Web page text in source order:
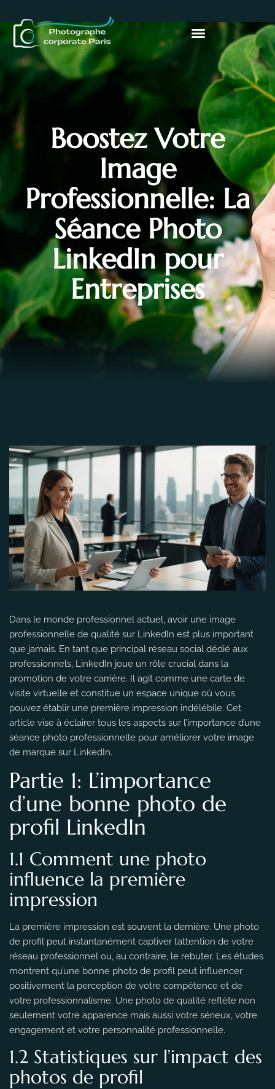
Boostez Votre
Image
Professionnelle: La
Séance Photo
LinkedIn pour
Entreprises
Dans le monde professionnel actuel, avoir une image
professionnelle de qualité sur LinkedIn est plus important
que jamais. En tant que principal réseau social dédié aux
professionnels, LinkedIn joue un rôle crucial dans la
promotion de votre carrière. Il agit comme une carte de
visite virtuelle et constitue un espace unique où vous
pouvez établir une première impression indélébile. Cet
article vise à éclairer tous les aspects sur l’importance d’une
séance photo professionnelle pour améliorer votre image
de marque sur LinkedIn.
Partie 1: L’importance
d’une bonne photo de
profil LinkedIn
1.1 Comment une photo
influence la première
impression
La première impression est souvent la dernière. Une photo
de profil peut instantanément captiver l’attention de votre
réseau professionnel ou, au contraire, le rebuter. Les études
montrent qu’une bonne photo de profil peut influencer
positivement la perception de votre compétence et de
votre professionnalisme. Une photo de qualité reflète non
seulement votre apparence mais aussi votre sérieux, votre
engagement et votre personnalité professionnelle.
1.2 Statistiques sur l’impact des
photos de profil